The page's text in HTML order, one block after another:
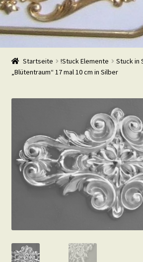
Navigation
Zum
Inhalt
Start
Shop
Warenkorb
Kasse
Beispiele
Startseite !Stuck Elemente Stuck in
„Blütentraum“ 17 mal 10 cm in Silber